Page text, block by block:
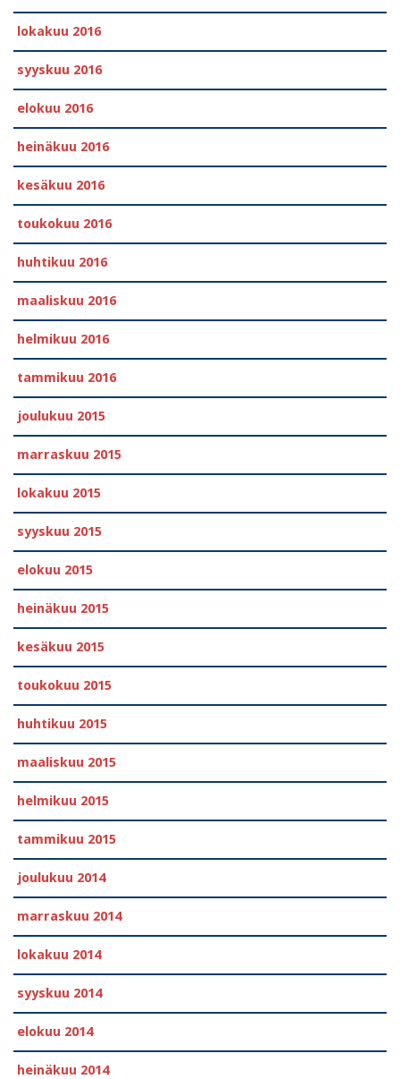
lokakuu 2016
syyskuu 2016
elokuu 2016
heinäkuu 2016
kesäkuu 2016
toukokuu 2016
huhtikuu 2016
maaliskuu 2016
helmikuu 2016
tammikuu 2016
joulukuu 2015
marraskuu 2015
lokakuu 2015
syyskuu 2015
elokuu 2015
heinäkuu 2015
kesäkuu 2015
toukokuu 2015
huhtikuu 2015
maaliskuu 2015
helmikuu 2015
tammikuu 2015
joulukuu 2014
marraskuu 2014
lokakuu 2014
syyskuu 2014
elokuu 2014
heinäkuu 2014